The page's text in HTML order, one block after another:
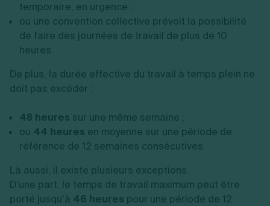
temporaire, en urgence ;
ou une convention collective prévoit la possibilité
de faire des journées de travail de plus de 10
heures.
De plus, la durée effective du travail à temps plein ne
doit pas excéder :
48 heures sur une même semaine ;
ou 44 heures en moyenne sur une période de
référence de 12 semaines consécutives.
Là aussi, il existe plusieurs exceptions.
D’une part, le temps de travail maximum peut être
porté jusqu’à 46 heures pour une période de 12